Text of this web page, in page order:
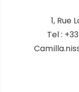
1, Rue
Tel :